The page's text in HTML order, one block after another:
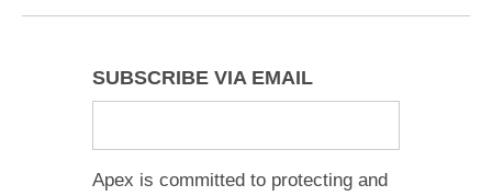
SUBSCRIBE VIA EMAIL
Apex is committed to protecting and